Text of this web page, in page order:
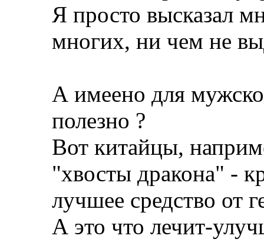
Я просто высказал
многих, ни чем не
А имеено для
полезно ?
Вот китайцы,
"хвосты дракона" -
лучшее средство от
А это что лечит-